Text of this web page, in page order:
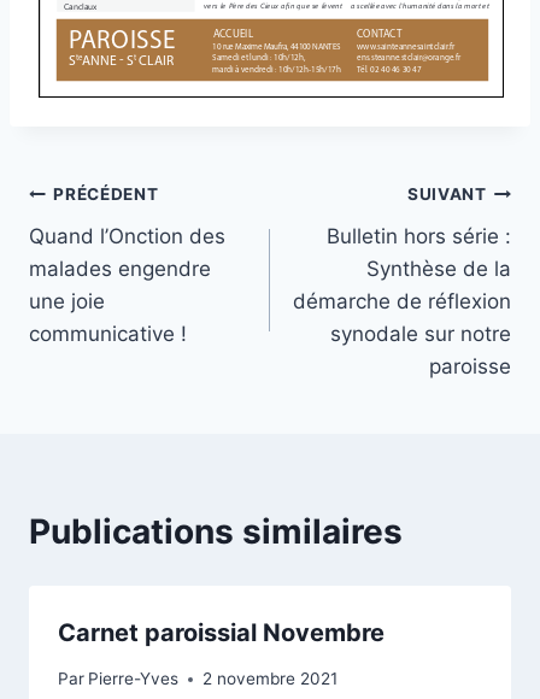
Navigation
de
l’article
PRÉCÉDENT
Quand l’Onction des
malades engendre
une joie
communicative !
SUIVANT
Bulletin hors série :
Synthèse de la
démarche de réflexion
synodale sur notre
paroisse
Publications similaires
Carnet paroissial Novembre
Par Pierre-Yves 2 novembre 2021